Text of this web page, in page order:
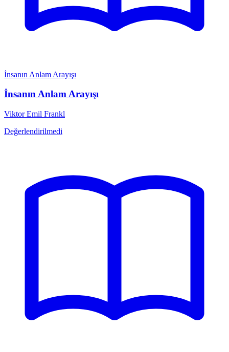
İnsanın Anlam Arayışı
İnsanın Anlam Arayışı
Viktor Emil Frankl
Değerlendirilmedi